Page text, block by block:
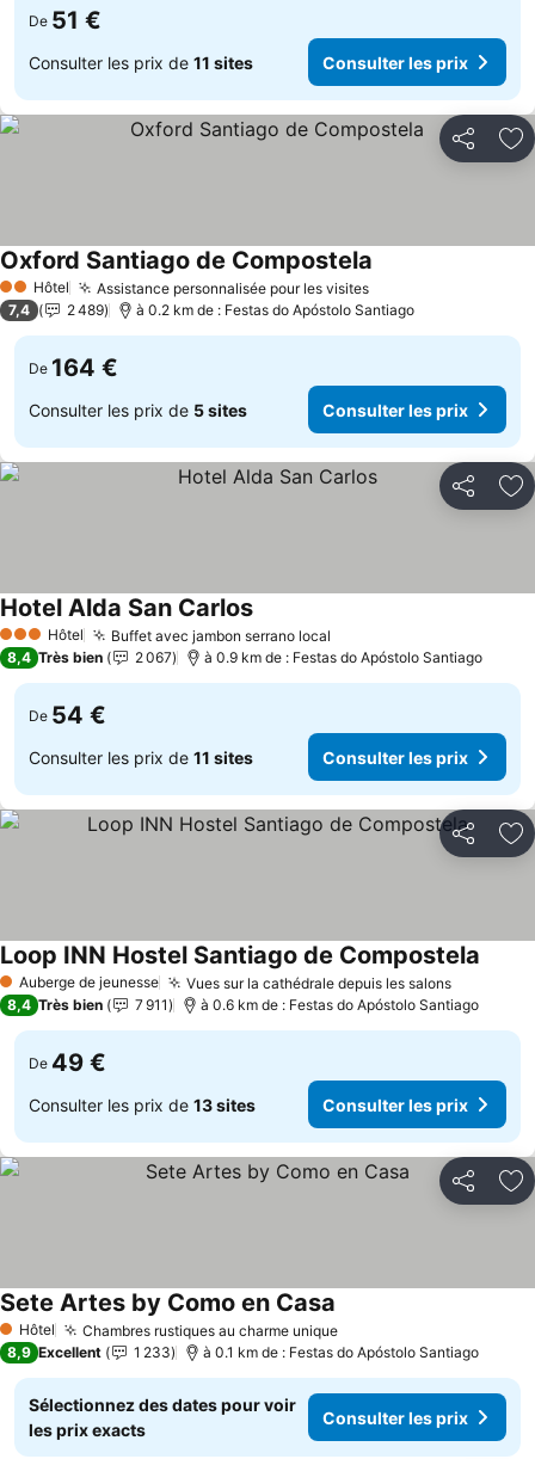
De 51 €
Consulter les prix de 11 sites Consulter les prix
Partager
2 Étoiles
Hôtel Assistance personnalisée pour les visitesConsulter les prix
Oxford Santiago de Compostela
7,4 2 489 à 0.2 km de : Festas do Apóstolo Santiago
De 164 €
Consulter les prix de 5 sites Consulter les prix
Partager
3 ÉtoilesHôtel Buffet avec jambon serrano local
Hotel Alda San CarlosConsulter les prix
8,4 Très bien 2 067 à 0.9 km de : Festas do Apóstolo Santiago
De 54 €
Consulter les prix de 11 sites Consulter les prix
Partager
1 Étoiles
Auberge de jeunesse Vues sur la cathédrale depuis les salons
Loop INN Hostel Santiago de Compostela
8,4 Très bien 7 911 à 0.6 km de : Festas do Apóstolo Santiago
De 49 €
Consulter les prix de 13 sites Consulter les prix
Partager
1 Étoiles
Hôtel Chambres rustiques au charme uniqueConsulter les prix
Sete Artes by Como en Casa
8,9 Excellent 1 233 à 0.1 km de : Festas do Apóstolo Santiago
Sélectionnez des dates pour voir
les prix exacts
Consulter les prix